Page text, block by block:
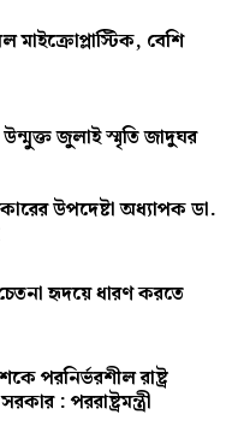
মাইক্রোপ্লাস্টিক, বেশি
জুলাই স্মৃতি জাদুঘর
উপদেষ্টা অধ্যাপক ডা.
হৃদয়ে ধারণ করতে
পরনির্ভরশীল রাষ্ট্র
: পররাষ্ট্রমন্ত্রী